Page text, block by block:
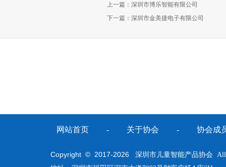
上一篇： 深圳市博乐智能有限公司
下一篇： 深圳市金美捷电子有限公司
网站首页 - 关于协会 - 协会成
Copyright © 2017-2026
深圳市儿童智能产品协会 All